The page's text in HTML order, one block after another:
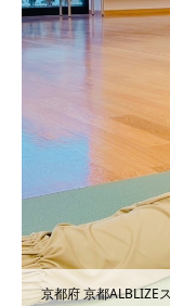
京都府 京都ALBLIZE